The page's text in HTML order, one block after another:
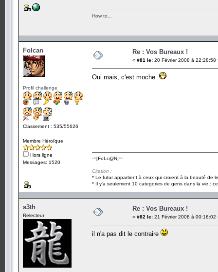
How to...
Folcan
Profil challenge
Classement : 535/55626
Membre Héroïque
Hors ligne
Messages: 1520
Re : Vos Bureaux !
« #81 le: 20 Février 2008 à 22:28:58
Oui mais, c'est moche
-=[FoLc@N]=-
Citation :
* Le futur appartient à ceux qui croient à la beauté de
* Il y'a seulement 10 categories de gens dans la vie :
s3th
Relecteur
Re : Vos Bureaux !
« #82 le: 21 Février 2008 à 00:16:02
il n'a pas dit le contraire